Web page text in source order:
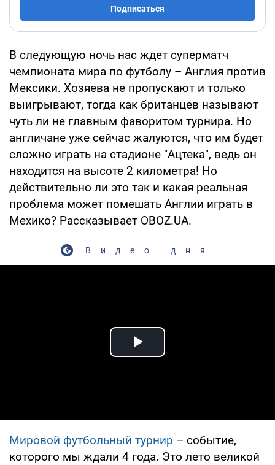
Подписаться
В следующую ночь нас ждет суперматч
чемпионата мира по футболу – Англия против
Мексики. Хозяева не пропускают и только
выигрывают, тогда как британцев называют
чуть ли не главным фаворитом турнира. Но
англичане уже сейчас жалуются, что им будет
сложно играть на стадионе "Ацтека", ведь он
находится на высоте 2 километра! Но
действительно ли это так и какая реальная
проблема может помешать Англии играть в
Мехико? Рассказывает OBOZ.UA.
Видео дня
Play Video
Мировой футбольный турнир – событие,
которого мы ждали 4 года. Это лето великой